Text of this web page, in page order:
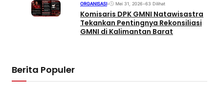
ORGANISASI• Mei 31, 2026•63 Dilihat
Komisaris DPK GMNI Natawisastra
Tekankan Pentingnya Rekonsiliasi
GMNI di Kalimantan Barat
Berita Populer